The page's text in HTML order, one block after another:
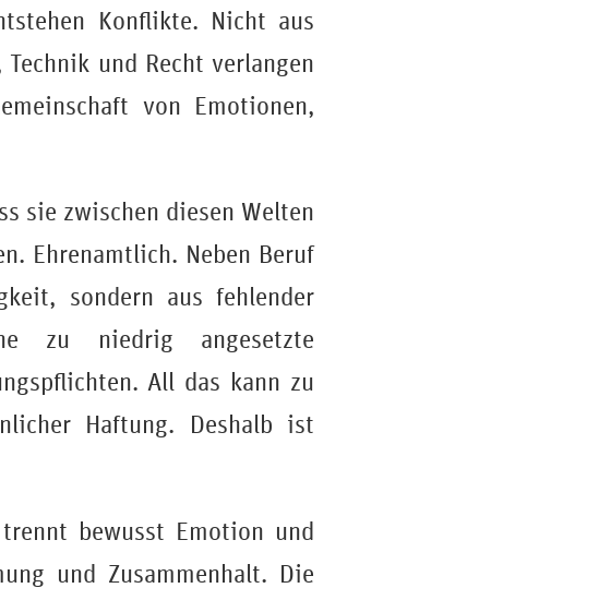
Konflikte. Nicht aus
und Recht verlangen
von Emotionen,
sie zwischen diesen Welten
Ehrenamtlich. Neben Beruf
sondern aus fehlender
zu niedrig angesetzte
All das kann zu
Haftung. Deshalb ist
bewusst Emotion und
und Zusammenhalt. Die